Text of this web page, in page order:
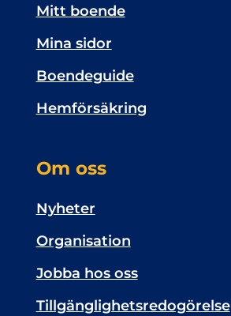
Mitt boende
Mina sidor
Boendeguide
Hemförsäkring
Om oss
Nyheter
Organisation
Jobba hos oss
Tillgänglighetsredogörelse